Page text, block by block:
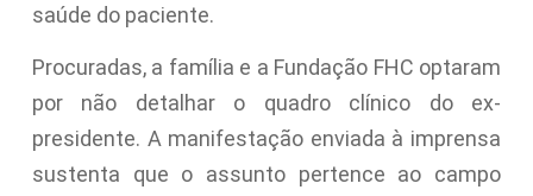
saúde do paciente.
Procuradas, a família e a Fundação FHC optaram
por não detalhar o quadro clínico do ex-
presidente. A manifestação enviada à imprensa
sustenta que o assunto pertence ao campo